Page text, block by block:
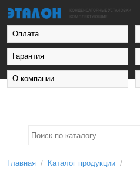
Оплата
Гарантия
О компании
Главная / Каталог продукции /